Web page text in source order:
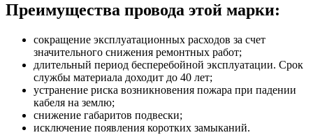
Преимущества провода этой марки:
сокращение эксплуатационных расходов за счет
значительного снижения ремонтных работ;
длительный период бесперебойной эксплуатации. Срок
службы материала доходит до 40 лет;
устранение риска возникновения пожара при падении
кабеля на землю;
снижение габаритов подвески;
исключение появления коротких замыканий.